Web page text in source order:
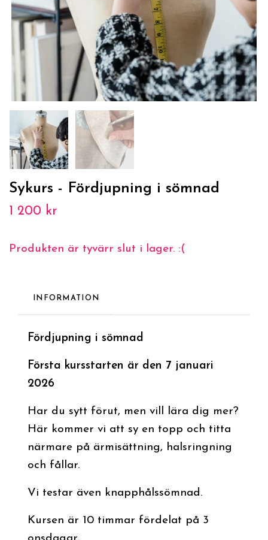
Sykurs - Fördjupning i sömnad
1 200 kr
Produkten är tyvärr slut i lager. :(
INFORMATION
Fördjupning i sömnad
Första kursstarten är den 7 januari
2026
Har du sytt förut, men vill lära dig mer?
Här kommer vi att sy en topp och titta
närmare på ärmisättning, halsringning
och fållar.
Vi testar även knapphålssömnad.
Kursen är 10 timmar fördelat på 3